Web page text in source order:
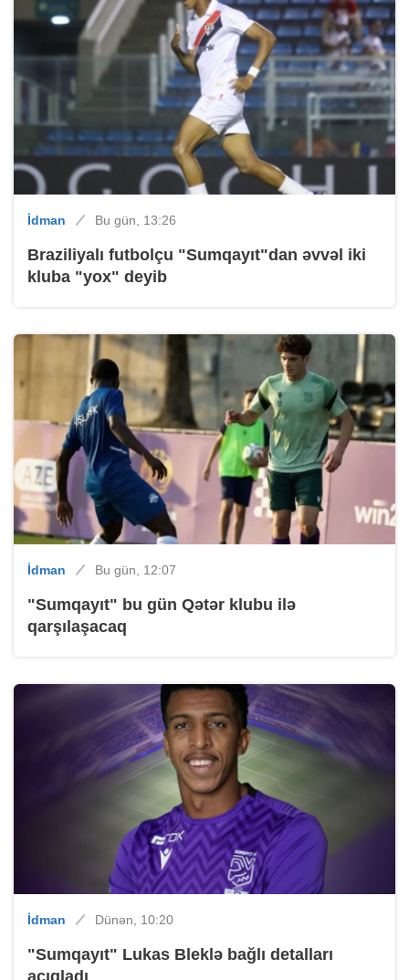
İdman Bu gün, 13:26
Braziliyalı futbolçu "Sumqayıt"dan əvvəl iki
kluba "yox" deyib
İdman Bu gün, 12:07
"Sumqayıt" bu gün Qətər klubu ilə
qarşılaşacaq
İdman Dünən, 10:20
"Sumqayıt" Lukas Bleklə bağlı detalları